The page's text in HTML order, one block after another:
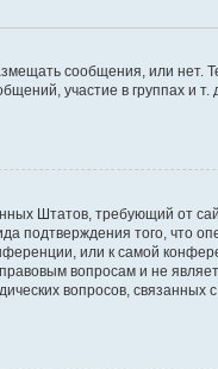
сообщения, или нет.
участие в группах и т.
Штатов, требующий от
подтверждения того, что
или к самой
вопросам и не
вопросов, связанных